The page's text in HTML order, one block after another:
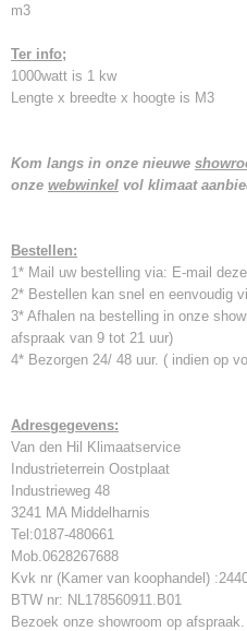
m3
Ter info;
1000watt is 1 kw
Lengte x breedte x hoogte is M3
Kom langs in onze nieuwe
onze webwinkel vol klimaat
Bestellen:
1* Mail uw bestelling via: E-mail
2* Bestellen kan snel en eenvoudig
3* Afhalen na bestelling in onze
afspraak van 9 tot 21 uur)
4* Bezorgen 24/ 48 uur. ( indien op
Adresgegevens:
Van den Hil Klimaatservice
Industrieterrein Oostplaat
Industrieweg 48
3241 MA Middelharnis
Tel:0187-480661
Mob.0628267688
Kvk nr (Kamer van koophandel)
BTW nr: NL178560911.B01
Bezoek onze showroom op